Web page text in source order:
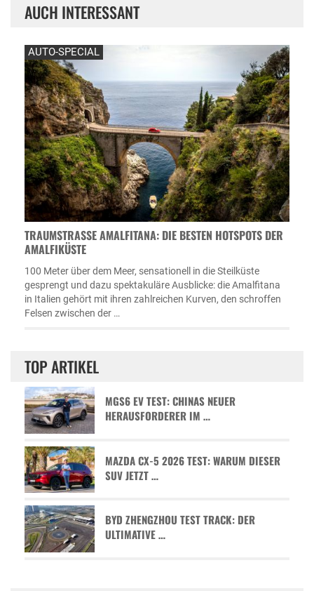
AUCH INTERESSANT
AUTO-SPECIAL
TRAUMSTRASSE AMALFITANA: DIE BESTEN HOTSPOTS DER A
MALFIKÜSTE
100 Meter über dem Meer, sensationell in die Steilküste
gesprengt und dazu spektakuläre Ausblicke: die Amalfitana
in Italien gehört mit ihren zahlreichen Kurven, den schroffen
Felsen zwischen der …
TOP ARTIKEL
MGS6 EV TEST: CHINAS NEUER
HERAUSFORDERER IM …
MAZDA CX-5 2026 TEST: WARUM DIESER
SUV JETZT …
BYD ZHENGZHOU TEST TRACK: DER
ULTIMATIVE …